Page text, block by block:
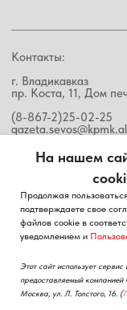
На нашем
Продолжая
подтверждаете свое
файлов cookie в
уведомлением и
Этот сайт использует
предоставляемый
Москва, ул. Л. Толстого, 16. (